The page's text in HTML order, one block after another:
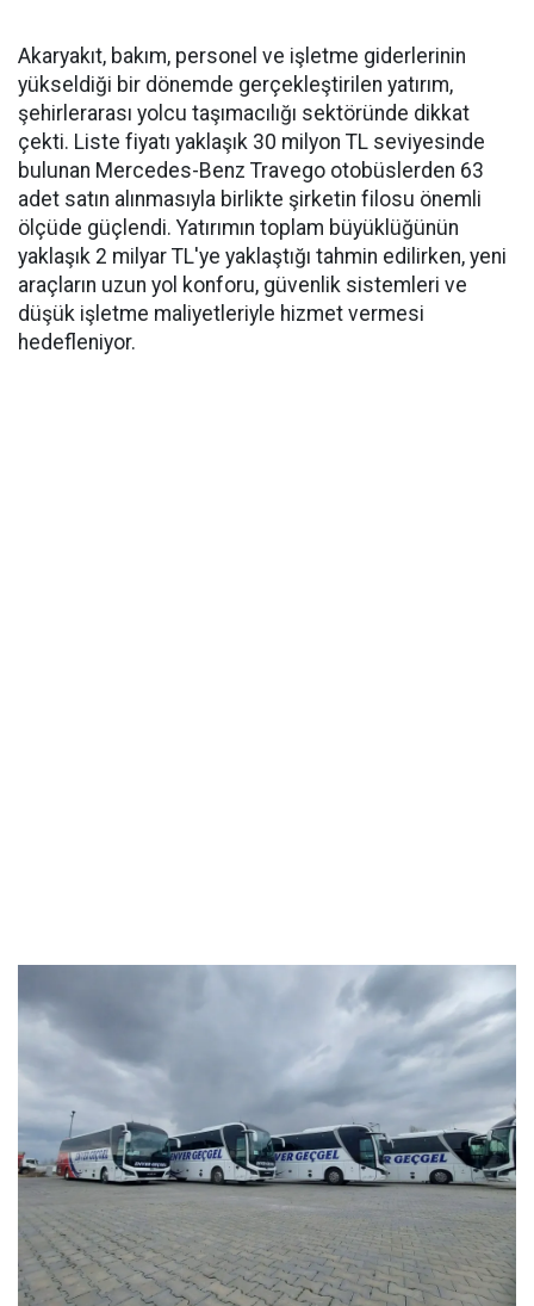
Akaryakıt, bakım, personel ve işletme giderlerinin
yükseldiği bir dönemde gerçekleştirilen yatırım,
şehirlerarası yolcu taşımacılığı sektöründe dikkat
çekti. Liste fiyatı yaklaşık 30 milyon TL seviyesinde
bulunan Mercedes-Benz Travego otobüslerden 63
adet satın alınmasıyla birlikte şirketin filosu önemli
ölçüde güçlendi. Yatırımın toplam büyüklüğünün
yaklaşık 2 milyar TL'ye yaklaştığı tahmin edilirken, yeni
araçların uzun yol konforu, güvenlik sistemleri ve
düşük işletme maliyetleriyle hizmet vermesi
hedefleniyor.